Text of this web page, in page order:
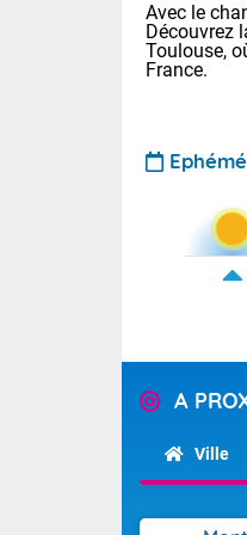
Avec le
Découvrez
Toulouse,
France.
A
Ville